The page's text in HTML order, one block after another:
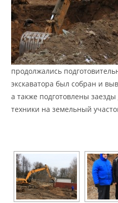
продолжались
экскаватора был собран и
а также подготовлены
техники на земельный